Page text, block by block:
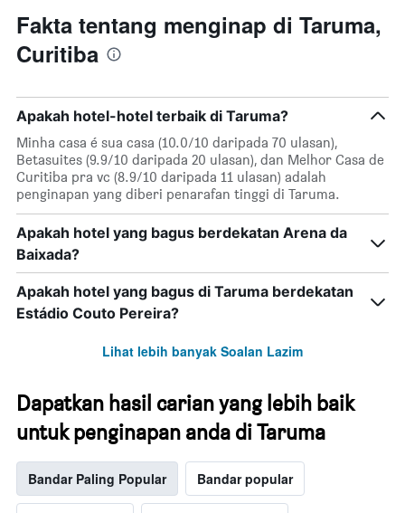
Fakta tentang menginap di Taruma,
Curitiba
Apakah hotel-hotel terbaik di Taruma?
Minha casa é sua casa (10.0/10 daripada 70 ulasan),
Betasuites (9.9/10 daripada 20 ulasan), dan Melhor Casa de
Curitiba pra vc (8.9/10 daripada 11 ulasan) adalah
penginapan yang diberi penarafan tinggi di Taruma.
Apakah hotel yang bagus berdekatan Arena da
Baixada?
Apakah hotel yang bagus di Taruma berdekatan
Estádio Couto Pereira?
Lihat lebih banyak Soalan Lazim
Dapatkan hasil carian yang lebih baik
untuk penginapan anda di Taruma
Bandar Paling Popular Bandar popular